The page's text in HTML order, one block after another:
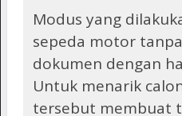
Modus yang
sepeda motor
dokumen dengan
Untuk menarik
tersebut membuat